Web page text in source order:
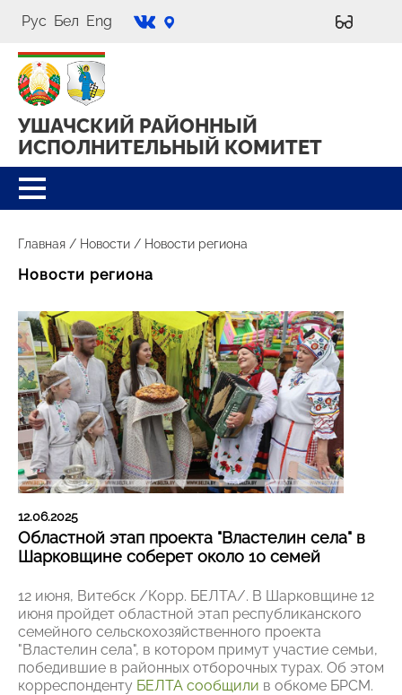
Рус Бел Eng
УШАЧСКИЙ РАЙОННЫЙ
ИСПОЛНИТЕЛЬНЫЙ КОМИТЕТ
Главная / Новости / Новости региона
Новости региона
12.06.2025
Областной этап проекта "Властелин села" в
Шарковщине соберет около 10 семей
12 июня, Витебск /Корр. БЕЛТА/. В Шарковщине 12
июня пройдет областной этап республиканского
семейного сельскохозяйственного проекта
"Властелин села", в котором примут участие семьи,
победившие в районных отборочных турах. Об этом
корреспонденту БЕЛТА сообщили в обкоме БРСМ.